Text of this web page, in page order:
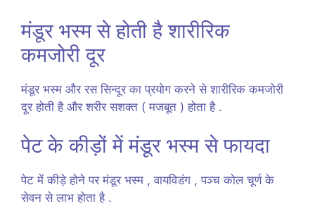
मंडूर भस्म से होती है शारीरिक
कमजोरी दूर
मंडूर भस्म और रस सिन्दूर का प्रयोग करने से शारीरिक कमजोरी
दूर होती है और शरीर सशक्त ( मजबूत ) होता है .
पेट के कीड़ों में मंडूर भस्म से फायदा
पेट में कीड़े होने पर मंडूर भस्म , वायविडंग , पञ्च कोल चूर्ण के
सेवन से लाभ होता है .